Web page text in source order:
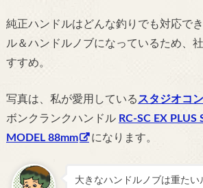
純正ハンドルはどんな釣りでも対応で
ル＆ハンドルノブになっているため、
すすめ。
写真は、私が愛用している スタジオコ
ボンクランクハンドル RC-SC EX
MODEL 88mm
になります。
大きなハンドルノブは重た